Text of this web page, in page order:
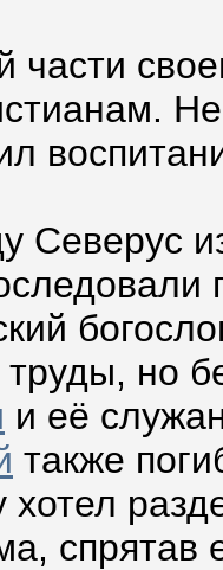
части
Северус
труды, но
и её
также
спрятав